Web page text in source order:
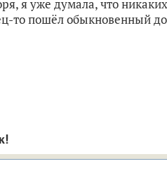
я уже думала, что
то пошёл обыкновенный